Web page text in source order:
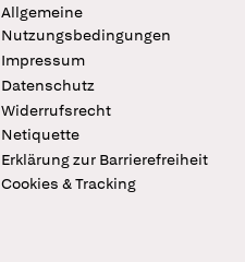
Allgemeine
Nutzungsbedingungen
Impressum
Datenschutz
Widerrufsrecht
Netiquette
Erklärung zur Barrierefreiheit
Cookies & Tracking